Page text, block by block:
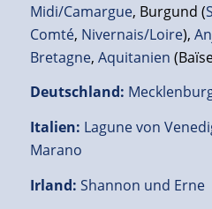
Midi/Camargue, Burgund (
Comté, Nivernais/Loire),
Bretagne, Aquitanien
Deutschland:
Italien: Lagune von
Marano
Irland: Shannon und Erne